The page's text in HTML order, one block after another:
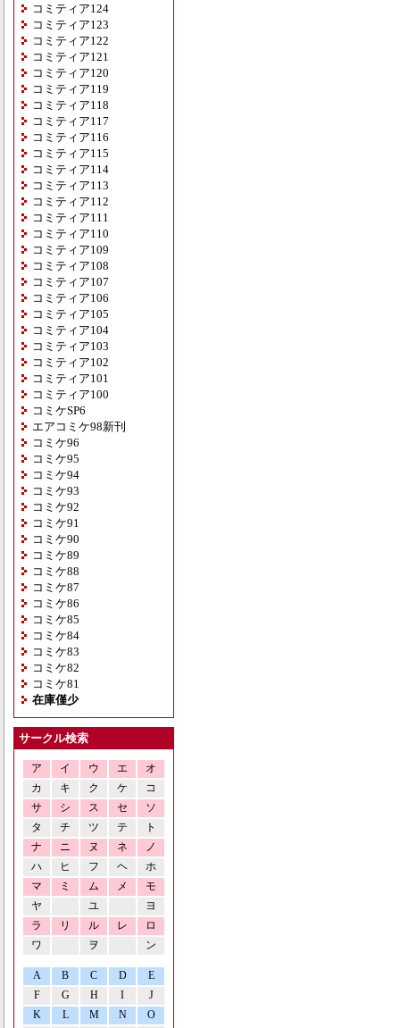
コミティア124
コミティア123
コミティア122
コミティア121
コミティア120
コミティア119
コミティア118
コミティア117
コミティア116
コミティア115
コミティア114
コミティア113
コミティア112
コミティア111
コミティア110
コミティア109
コミティア108
コミティア107
コミティア106
コミティア105
コミティア104
コミティア103
コミティア102
コミティア101
コミティア100
コミケSP6
エアコミケ98新刊
コミケ96
コミケ95
コミケ94
コミケ93
コミケ92
コミケ91
コミケ90
コミケ89
コミケ88
コミケ87
コミケ86
コミケ85
コミケ84
コミケ83
コミケ82
コミケ81
在庫僅少
サークル検索
ア イ ウ エ
オ
カ
キ ク ケ
コ
サ
シ ス セ
ソ
タ
チ ツ テ
ト
ナ
ニ ヌ ネ
ノ
ハ
ヒ フ ヘ
ホ
マ
ミ ム メ
モ
ヤ
ユ
ヨ
ラ
リ ル レ
ロ
ワ
ヲ ン
A B C D
E
F
G H I
J
K
L M N O